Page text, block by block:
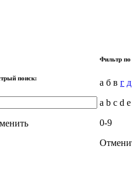
поиск:
Фильтр по
а б в г д
a b c d
0-9